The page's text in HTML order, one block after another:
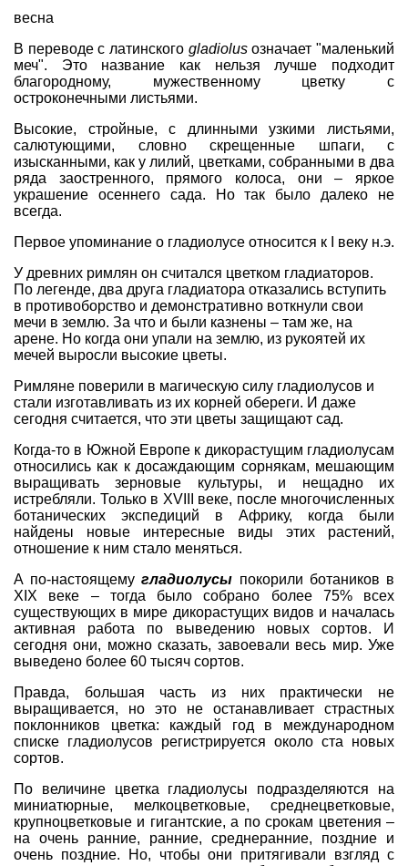
весна
В переводе с латинского gladiolusозначает "маленький
меч". Это название как нельзя лучше подходит
благородному, мужественному цветку с
остроконечными листьями.
Высокие, стройные, с длинными узкими листьями,
салютующими, словно скрещенные шпаги, с
изысканными, как у лилий, цветками, собранными в два
ряда заостренного, прямого колоса, они – яркое
украшение осеннего сада. Но так было далеко не
всегда.
Первое упоминание о гладиолусе относится к I веку н.э.
У древних римлян он считался цветком гладиаторов.
По легенде, два друга гладиатора отказались вступить
в противоборство и демонстративно воткнули свои
мечи в землю. За что и были казнены – там же, на
арене. Но когда они упали на землю, из рукоятей их
мечей выросли высокие цветы.
Римляне поверили в магическую силу гладиолусов и
стали изготавливать из их корней обереги. И даже
сегодня считается, что эти цветы защищают сад.
Когда-то в Южной Европе к дикорастущим гладиолусам
относились как к досаждающим сорнякам, мешающим
выращивать зерновые культуры, и нещадно их
истребляли. Только в XVIII веке, после многочисленных
ботанических экспедиций в Африку, когда были
найдены новые интересные виды этих растений,
отношение к ним стало меняться.
А по-настоящемугладиолусы покорили ботаников в
XIX веке – тогда было собрано более 75% всех
существующих в мире дикорастущих видов и началась
активная работа по выведению новых сортов. И
сегодня они, можно сказать, завоевали весь мир. Уже
выведено более 60 тысяч сортов.
Правда, большая часть из них практически не
выращивается, но это не останавливает страстных
поклонников цветка: каждый год в международном
списке гладиолусов регистрируется около ста новых
сортов.
По величине цветка гладиолусы подразделяются на
миниатюрные, мелкоцветковые, среднецветковые,
крупноцветковые и гигантские, а по срокам цветения –
на очень ранние, ранние, среднеранние, поздние и
очень поздние. Но, чтобы они притягивали взгляд с